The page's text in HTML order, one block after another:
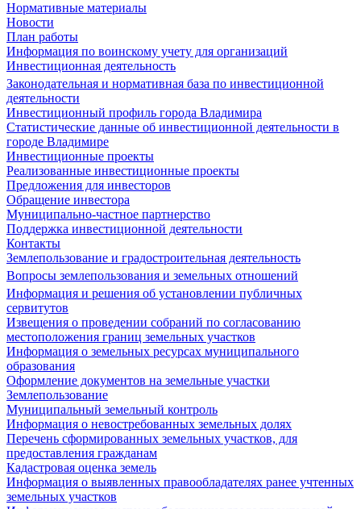
Нормативные материалы
Новости
План работы
Информация по воинскому учету для организаций
Инвестиционная деятельность
Законодательная и нормативная база по инвестиционной
деятельности
Инвестиционный профиль города Владимира
Статистические данные об инвестиционной деятельности в
городе Владимире
Инвестиционные проекты
Реализованные инвестиционные проекты
Предложения для инвесторов
Обращение инвестора
Муниципально-частное партнерство
Поддержка инвестиционной деятельности
Контакты
Землепользование и градостроительная деятельность
Вопросы землепользования и земельных отношений
Информация и решения об установлении публичных
сервитутов
Извещения о проведении собраний по согласованию
местоположения границ земельных участков
Информация о земельных ресурсах муниципального
образования
Оформление документов на земельные участки
Землепользование
Муниципальный земельный контроль
Информация о невостребованных земельных долях
Перечень сформированных земельных участков, для
предоставления гражданам
Кадастровая оценка земель
Информация о выявленных правообладателях ранее учтенных
земельных участков